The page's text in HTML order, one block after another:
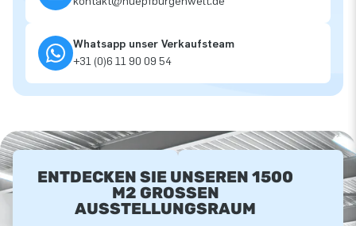
Whatsapp unser Verkaufsteam
+31 (0)6 11 90 09 54
ENTDECKEN SIE UNSEREN 1500
M2 GROSSEN A
USSTELLUNGSRAUM